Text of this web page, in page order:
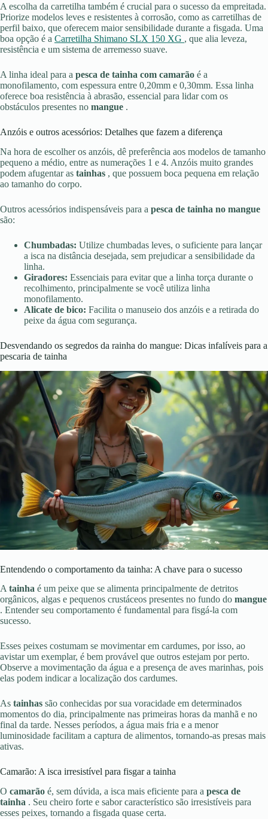
A escolha da carretilha também é crucial para o sucesso da empreitada.
Priorize modelos leves e resistentes à corrosão, como as carretilhas de
perfil baixo, que oferecem maior sensibilidade durante a fisgada. Uma
boa opção é a Carretilha Shimano SLX 150 XG , que alia leveza,
resistência e um sistema de arremesso suave.
A linha ideal para a pesca de tainha com camarão é a
monofilamento, com espessura entre 0,20mm e 0,30mm. Essa linha
oferece boa resistência à abrasão, essencial para lidar com os
obstáculos presentes no mangue .
Anzóis e outros acessórios: Detalhes que fazem a diferença
Na hora de escolher os anzóis, dê preferência aos modelos de tamanho
pequeno a médio, entre as numerações 1 e 4. Anzóis muito grandes
podem afugentar as tainhas , que possuem boca pequena em relação
ao tamanho do corpo.
Outros acessórios indispensáveis para a pesca de tainha no mangue
são:
Chumbadas: Utilize chumbadas leves, o suficiente para lançar
a isca na distância desejada, sem prejudicar a sensibilidade da
linha.
Giradores: Essenciais para evitar que a linha torça durante o
recolhimento, principalmente se você utiliza linha
monofilamento.
Alicate de bico: Facilita o manuseio dos anzóis e a retirada do
peixe da água com segurança.
Desvendando os segredos da rainha do mangue: Dicas infalíveis para a
pescaria de tainha
Entendendo o comportamento da tainha: A chave para o sucesso
A tainha é um peixe que se alimenta principalmente de detritos
orgânicos, algas e pequenos crustáceos presentes no fundo do mangue
. Entender seu comportamento é fundamental para fisgá-la com
sucesso.
Esses peixes costumam se movimentar em cardumes, por isso, ao
avistar um exemplar, é bem provável que outros estejam por perto.
Observe a movimentação da água e a presença de aves marinhas, pois
elas podem indicar a localização dos cardumes.
As tainhas são conhecidas por sua voracidade em determinados
momentos do dia, principalmente nas primeiras horas da manhã e no
final da tarde. Nesses períodos, a água mais fria e a menor
luminosidade facilitam a captura de alimentos, tornando-as presas mais
ativas.
Camarão: A isca irresistível para fisgar a tainha
O camarão é, sem dúvida, a isca mais eficiente para a pesca de
tainha . Seu cheiro forte e sabor característico são irresistíveis para
esses peixes, tornando a fisgada quase certa.